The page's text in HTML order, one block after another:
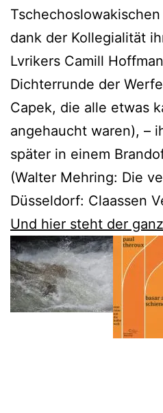
dank der Kollegialität
Lvrikers Camill
Dichterrunde der
Capek, die alle etwas
angehaucht waren), –
später in einem
(Walter Mehring: Die
Düsseldorf: Claassen
Und hier steht der